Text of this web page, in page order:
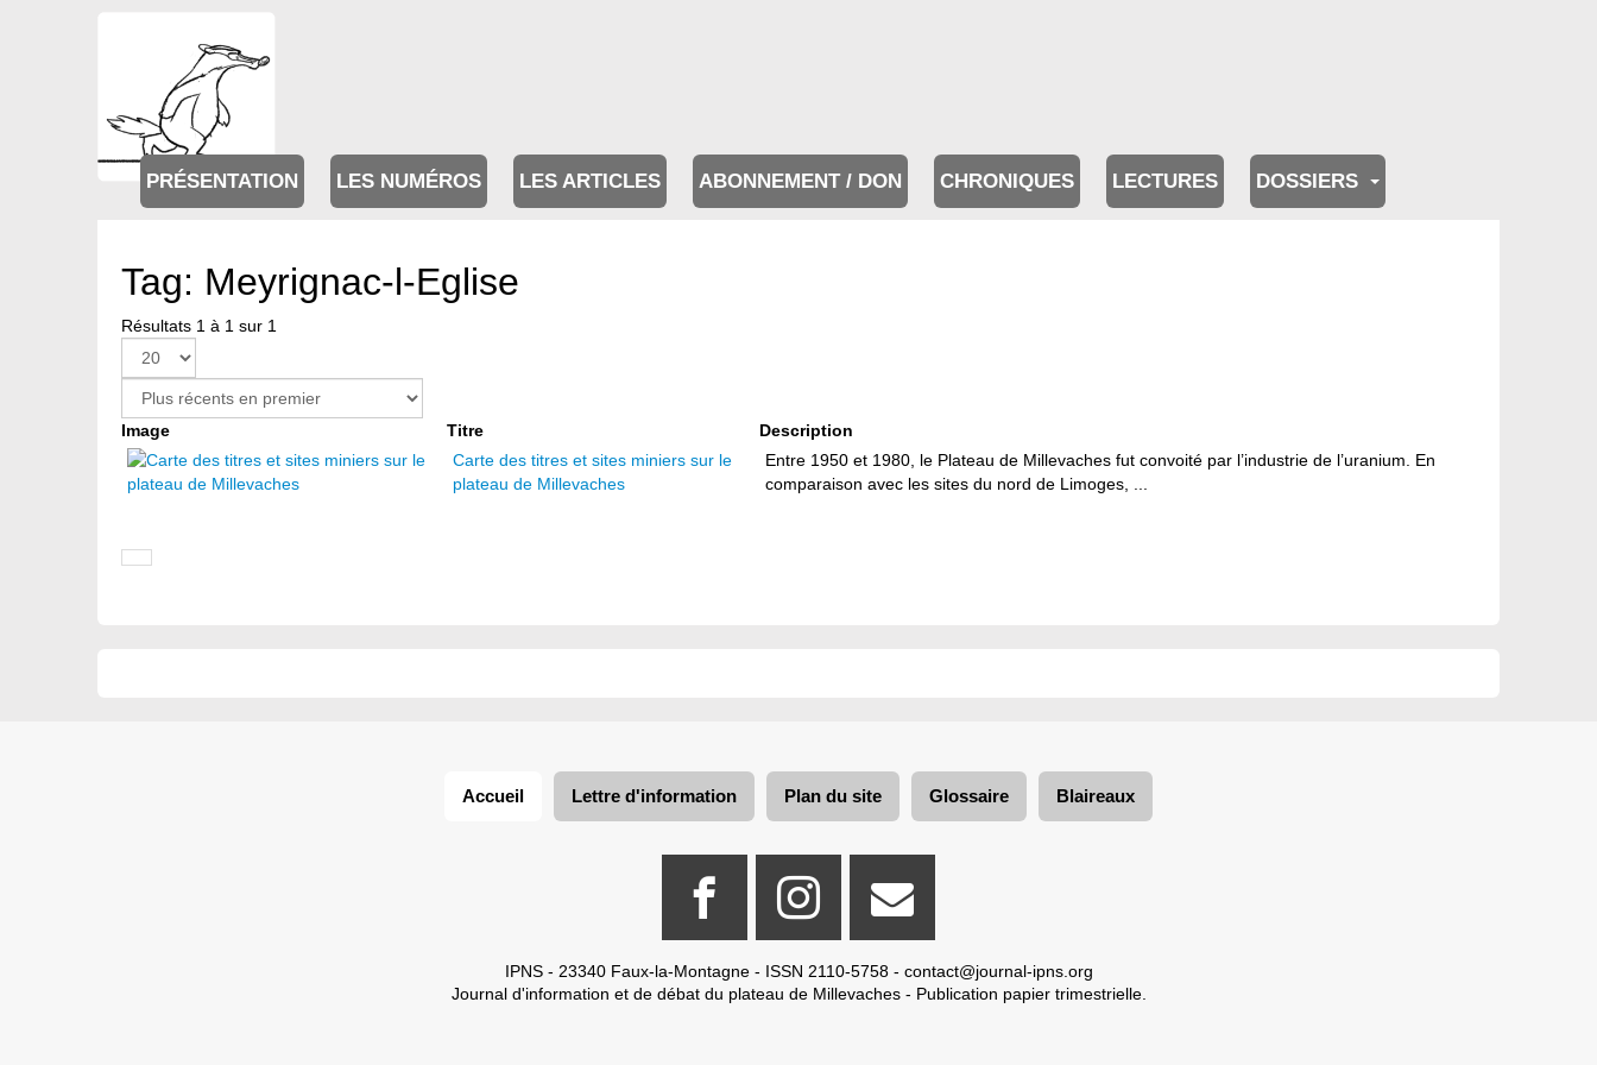
PRÉSENTATION LES NUMÉROS LES ARTICLES ABONNEMENT / DON CHRONIQUES LECTURES DOSSIERS
Tag: Meyrignac-l-Eglise
Résultats 1 à 1 sur 1
Image Titre
Description
Carte des titres et sites miniers sur le
plateau de Millevaches
Entre 1950 et 1980, le Plateau de Millevaches fut convoité par l’industrie de l’uranium. En
comparaison avec les sites du nord de Limoges, ...
Accueil Lettre d'information Plan du site Glossaire Blaireaux
IPNS - 23340 Faux-la-Montagne - ISSN 2110-5758 - contact@journal-ipns.org
Journal d'information et de débat du plateau de Millevaches - Publication papier trimestrielle.